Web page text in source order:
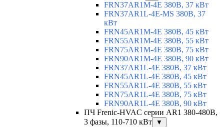
FRN37AR1M-4E 380В, 37 кВт
FRN37AR1L-4E-MS 380В, 37
кВт
FRN45AR1M-4E 380В, 45 кВт
FRN55AR1M-4E 380В, 55 кВт
FRN75AR1M-4E 380В, 75 кВт
FRN90AR1M-4E 380В, 90 кВт
FRN37AR1L-4E 380В, 37 кВт
FRN45AR1L-4E 380В, 45 кВт
FRN55AR1L-4E 380В, 55 кВт
FRN75AR1L-4E 380В, 75 кВт
FRN90AR1L-4E 380В, 90 кВт
ПЧ Frenic-HVAC серии AR1 380-480В,
3 фазы, 110-710 кВт
▼